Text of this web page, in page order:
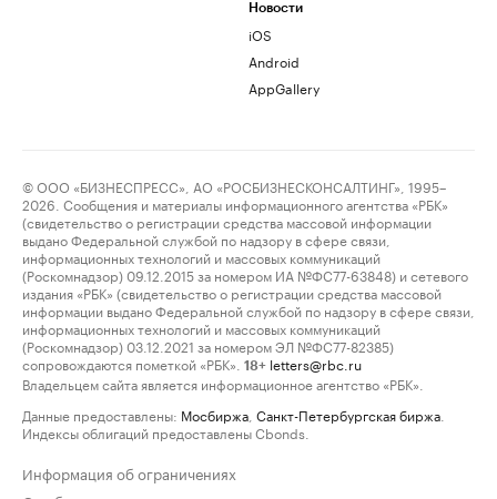
Новости
iOS
Android
AppGallery
© ООО «БИЗНЕСПРЕСС», АО «РОСБИЗНЕСКОНСАЛТИНГ», 1995–
2026. Сообщения и материалы информационного агентства «РБК»
(свидетельство о регистрации средства массовой информации
выдано Федеральной службой по надзору в сфере связи,
информационных технологий и массовых коммуникаций
(Роскомнадзор) 09.12.2015 за номером ИА №ФС77-63848) и сетевого
издания «РБК» (свидетельство о регистрации средства массовой
информации выдано Федеральной службой по надзору в сфере связи,
информационных технологий и массовых коммуникаций
(Роскомнадзор) 03.12.2021 за номером ЭЛ №ФС77-82385)
сопровождаются пометкой «РБК».
18+ letters@rbc.ru
Владельцем сайта является информационное агентство «РБК».
Данные предоставлены: Мосбиржа Санкт-Петербургская биржа
Индексы облигаций предоставлены Cbonds.
Информация об ограничениях